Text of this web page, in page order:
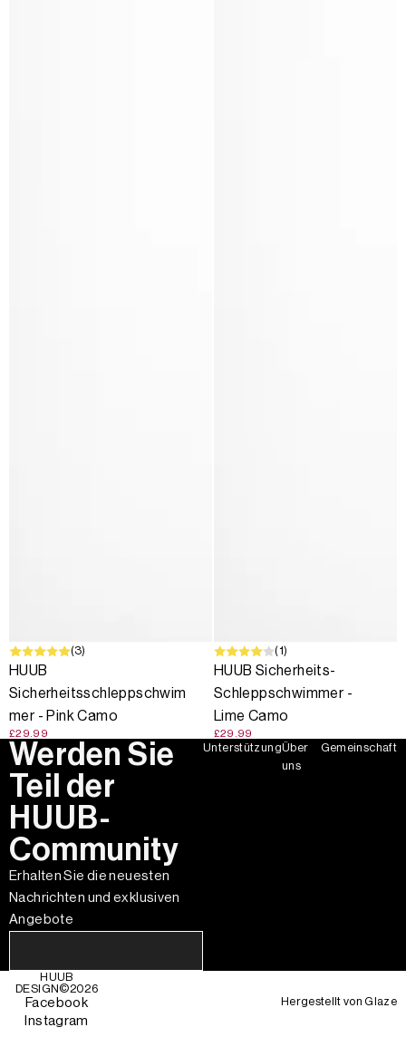
(3)
HUUB
Sicherheitsschleppschwim
mer - Pink Camo
£29.99
(1)
HUUB Sicherheits-
Schleppschwimmer -
Lime Camo
£29.99
Werden Sie
Teil der
HUUB-
Community
Erhalten Sie die neuesten
Nachrichten und exklusiven
Angebote
UnterstützungÜber
uns
Gemeinschaft
HUUB
DESIGN©2026
Facebook
Instagram
Hergestellt vonGlaze